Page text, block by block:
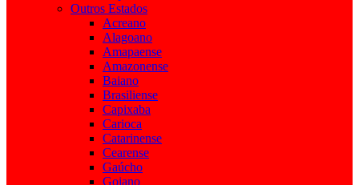
Outros Estados
Acreano
Alagoano
Amapaense
Amazonense
Baiano
Brasiliense
Capixaba
Carioca
Catarinense
Cearense
Gaúcho
Goiano